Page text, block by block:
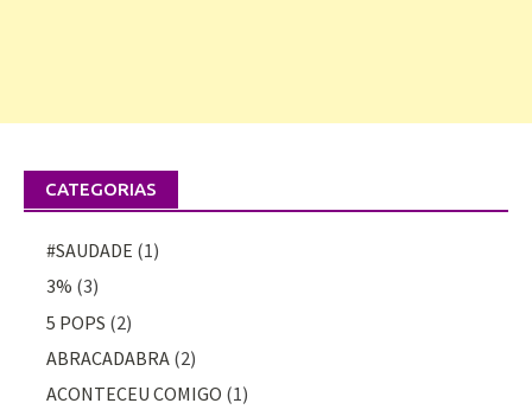
CATEGORIAS
#SAUDADE (1)
3% (3)
5 POPS (2)
ABRACADABRA (2)
ACONTECEU COMIGO (1)